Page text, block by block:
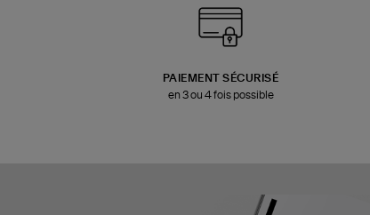
PAIEMENT SÉCURISÉ
en 3 ou 4 fois possible